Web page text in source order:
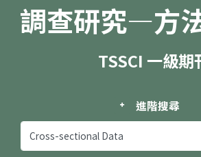
調查研究—方
TSSCI 一級期
進階搜尋